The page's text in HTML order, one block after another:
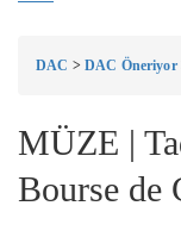
DAC > DAC Öneriyor
MÜZE |
Bourse de